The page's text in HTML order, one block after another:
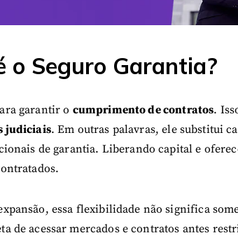
o Seguro Garantia?
garantir o cumprimento de contratos.
judiciais. Em outras palavras, ele substitui
de garantia. Liberando capital e
essa flexibilidade não significa
de acessar mercados e contratos antes